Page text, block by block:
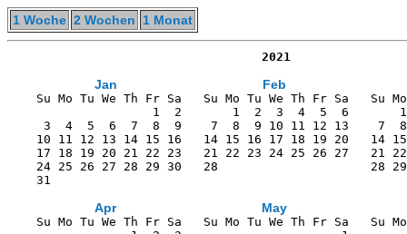
1 Woche 2 Wochen 1 Monat
                                   2021
Jan Feb
Su Mo Tu We Th Fr Sa   Su Mo Tu We Th Fr Sa   Su
1  2       1  2  3  4  5  6
3  4  5  6  7  8  9    7  8  9 10 11 12 13    7
10 11 12 13 14 15 16   14 15 16 17 18 19 20   14
17 18 19 20 21 22 23   21 22 23 24 25 26 27   21
24 25 26 27 28 29 30   28
Apr May
Su Mo Tu We Th Fr Sa   Su Mo Tu We Th Fr Sa   Su